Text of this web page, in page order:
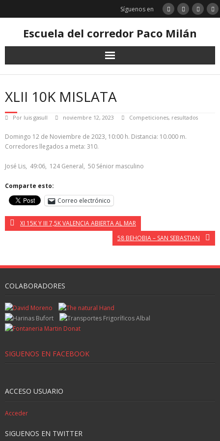
Síguenos en
Escuela del corredor Paco Milán
XLII 10K MISLATA
Por luis gasull noviembre 12, 2023 Competiciones, resultados
Domingo 12 de Noviembre de 2023, 10:00 h. Distancia: 10.000 m.
Corredores llegados a meta: 310.
José Lis, 49:06, 124 General, 50 Sénior masculino
Comparte esto:
Correo electrónico
XI 15K Y III 7,5K VALENCIA ABIERTA AL MAR
58 BEHOBIA – SAN SEBASTIAN
COLABORADORES
SIGUENOS EN FACEBOOK
ACCESO USUARIO
Acceder
SIGUENOS EN TWITTER